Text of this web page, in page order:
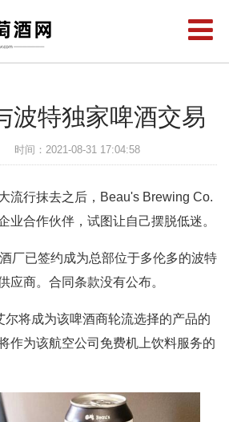
波特独家啤酒交易
时间：2021-08-31 17:04:58
流行抹去之后，Beau's Brewing Co.
业合作伙伴，试图让自己摆脱低迷。
厂已签约成为总部位于多伦多的波特
应商。合同条款没有公布。
尔将成为该啤酒商轮流选择的产品的
作为该航空公司免费机上饮料服务的